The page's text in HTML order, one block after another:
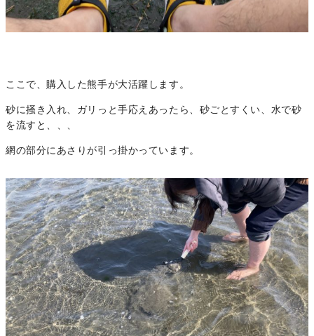
ここで、購入した熊手が大活躍します。
砂に掻き入れ、ガリっと手応えあったら、砂ごとすくい、水で砂
を流すと、、、
網の部分にあさりが引っ掛かっています。